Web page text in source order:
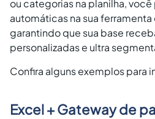
ou categorias na planilha,
automáticas na sua
garantindo que sua base
personalizadas e ultra
Confira alguns exemplos para
Excel + Gateway de